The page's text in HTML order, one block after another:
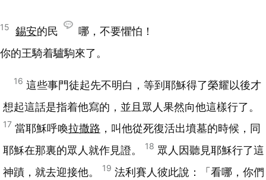
15 錫安的民
哪，不要懼怕！
你的王騎着驢駒來了。
16 這些事門徒起先不明白，等到耶穌得了榮耀以後才
想起這話是指着他寫的，並且眾人果然向他這樣行了。
17 當耶穌呼喚拉撒路 ，叫他從死復活出墳墓的時候，同
耶穌在那裏的眾人就作見證。
18 眾人因聽見耶穌行了這
神蹟，就去迎接他。
19 法利賽人彼此說：「看哪，你們